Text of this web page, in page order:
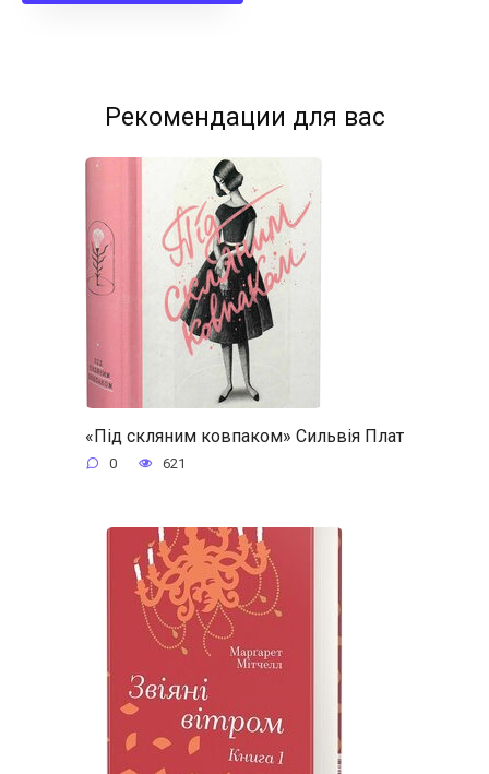
Рекомендации для вас
«Під скляним ковпаком» Сильвія Плат
0 621